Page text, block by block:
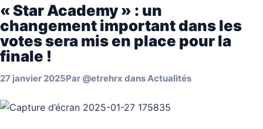
« Star Academy » : un
changement important dans les
votes sera mis en place pour la
finale !
27 janvier 2025Par @etrehrx dansActualités